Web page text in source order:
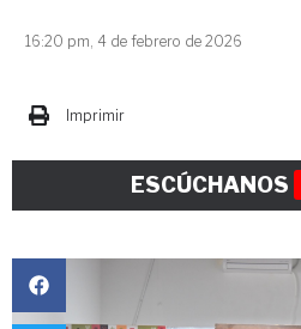
16:20 pm, 4 de febrero de 2026
Imprimir
ESCÚCHANOS